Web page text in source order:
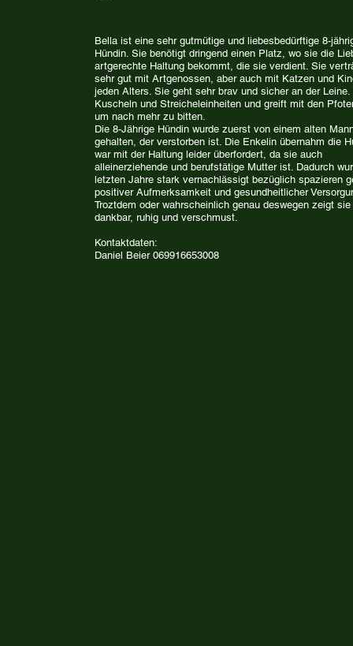
Bella ist eine sehr gutmütige und liebesbedürftige 8-
Hündin. Sie benötigt dringend einen Platz, wo sie die
artgerechte Haltung bekommt, die sie verdient. Sie
sehr gut mit Artgenossen, aber auch mit Katzen und
jeden Alters. Sie geht sehr brav und sicher an der
Kuscheln und Streicheleinheiten und greift mit den
um nach mehr zu bitten.
Die 8-Jährige Hündin wurde zuerst von einem alten
gehalten, der verstorben ist. Die Enkelin übernahm die
war mit der Haltung leider überfordert, da sie auch
alleinerziehende und berufstätige Mutter ist. Dadurch
letzten Jahre stark vernachlässigt bezüglich spazieren
positiver Aufmerksamkeit und gesundheitlicher
Troztdem oder wahrscheinlich genau deswegen zeigt
dankbar, ruhig und verschmust.
Kontaktdaten:
Daniel Beier 069916653008